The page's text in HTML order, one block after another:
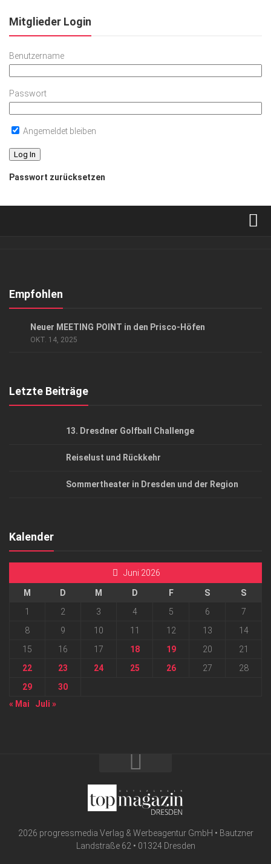
Mitglieder Login
Benutzername
Passwort
Angemeldet bleiben
Passwort zurücksetzen
Kontakt, Impressum
Empfohlen
Neuer MEETING POINT in den Prisco-Höfen
OKT. 14, 2025
Letzte Beiträge
13. Dresdner Golfball Challenge
Reiselust und Rückkehr
Sommertheater in Dresden und der Region
Kalender
Juni 2026
M D M D F S
S
1
2 3 4 5 6
7
8
9 10 11 12 13
14
15
16 17 18 19 20
21
22
23 24 25 26 27
28
29
30
« Mai
Juli »
2026 progressmedia Verlag & Werbeagentur GmbH • Bautzner
Landstraße 62 • 01324 Dresden